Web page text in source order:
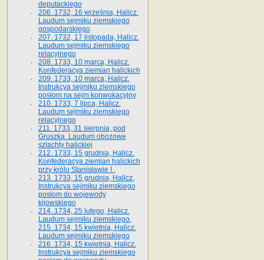
deputackiego
206. 1732, 16 września, Halicz.
Laudum sejmiku ziemskiego
gospodarskiego
207. 1732, 17 listopada, Halicz.
Laudum sejmiku ziemskiego
relacyjnego
208. 1733, 10 marca, Halicz.
Konfederacya ziemian halickich­
209. 1733, 10 marca, Halicz.
Instrukcya sejmiku ziemskiego
posłom na sejm konwokacyjny
210. 1733, 7 lipca, Halicz.
Laudum sejmiku ziemskiego
relacyjnego
211. 1733, 31 sierpnia, pod
Gruszką. Laudum obozowe
szlachty halickiej
212. 1733, 15 grudnia, Halicz.
Konfederacya ziemian halickich
przy królu Stanisławie I .
213. 1733, 15 grudnia, Halicz.
Instrukcya sejmiku ziemskiego
posłom do wojewody
kijowskiego
214. 1734, 25 lutego, Halicz.
Laudum sejmiku ziemskiego.
215. 1734, 15 kwietnia, Halicz.
Laudum sejmiku ziemskiego
216. 1734, 15 kwietnia, Halicz.
Instrukcya sejmiku ziemskiego